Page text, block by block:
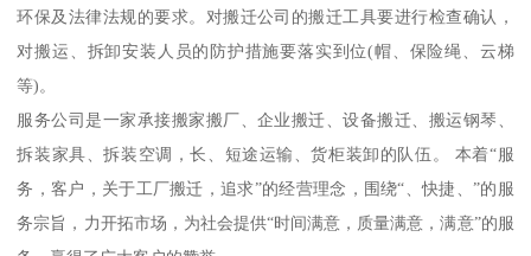
环保及法律法规的要求。对搬迁公司的搬迁工具要进行检查确认，
对搬运、拆卸安装人员的防护措施要落实到位(帽、保险绳、云梯
等)。
服务公司是一家承接搬家搬厂、企业搬迁、设备搬迁、搬运钢琴、
拆装家具、拆装空调，长、短途运输、货柜装卸的队伍。 本着“服
务，客户，关于工厂搬迁，追求”的经营理念，围绕“、快捷、”的服
务宗旨，力开拓市场，为社会提供“时间满意，质量满意，满意”的服